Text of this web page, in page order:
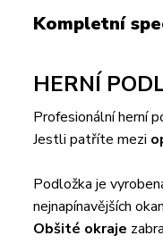
Kompletní
HERNÍ
Profesionální herní
Jestli patříte mezi
Podložka je
nejnapínavějších
Obšité okraje